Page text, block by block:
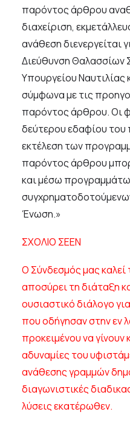
παρόντος άρθρου
διαχείριση,
ανάθεση διενεργείται
Διεύθυνση Θαλασσίων
Υπουργείου Ναυτιλίας
σύμφωνα με τις
παρόντος άρθρου. Οι
δεύτερου εδαφίου
εκτέλεση των
παρόντος άρθρου
και μέσω
Ένωση.»
ΣΧΟΛΙΟ ΣΕΕΝ
Ο Σύνδεσμός μας καλεί
αποσύρει τη διάταξη
ουσιαστικό διάλογο
που οδήγησαν στην εν
προκειμένου να
αδυναμίες του
ανάθεσης γραμμών
διαγωνιστικές
λύσεις εκατέρωθεν.